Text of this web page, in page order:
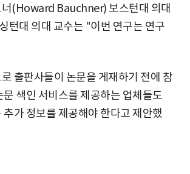
(Howard Bauchner) 보스턴대 의대
턴대 의대 교수는 "이번 연구는 연구
출판사들이 논문을 게재하기 전에 참
색인 서비스를 제공하는 업체들도
가 정보를 제공해야 한다고 제안했